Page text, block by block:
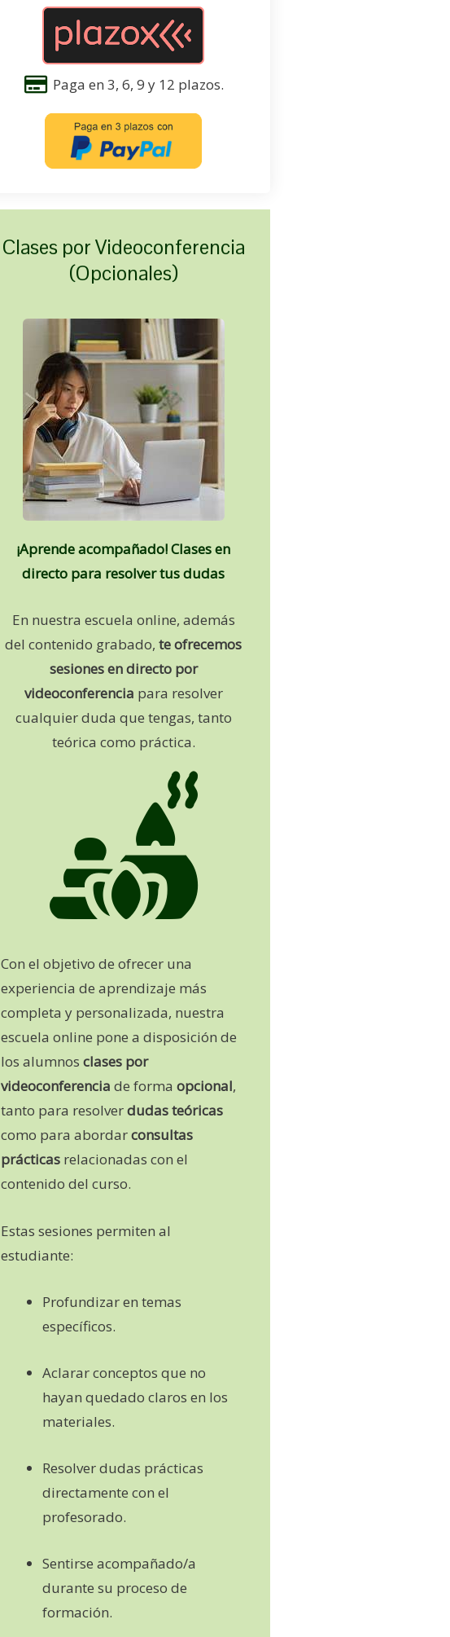
Paga en 3, 6, 9 y 12 plazos.
Clases por Videoconferencia
(Opcionales)
¡Aprende acompañado! Clases en
directo para resolver tus dudas
En nuestra escuela online, además
del contenido grabado,te ofrecemos
sesiones en directo por
videoconferencia para resolver
cualquier duda que tengas, tanto
teórica como práctica.
Con el objetivo de ofrecer una
experiencia de aprendizaje más
completa y personalizada, nuestra
escuela online pone a disposición de
los alumnosclases por
videoconferencia de formaopcional,
tanto para resolverdudas teóricas
como para abordarconsultas
prácticas relacionadas con el
contenido del curso.
Estas sesiones permiten al
estudiante:
Profundizar en temas
específicos.
Aclarar conceptos que no
hayan quedado claros en los
materiales.
Resolver dudas prácticas
directamente con el
profesorado.
Sentirse acompañado/a
durante su proceso de
formación.